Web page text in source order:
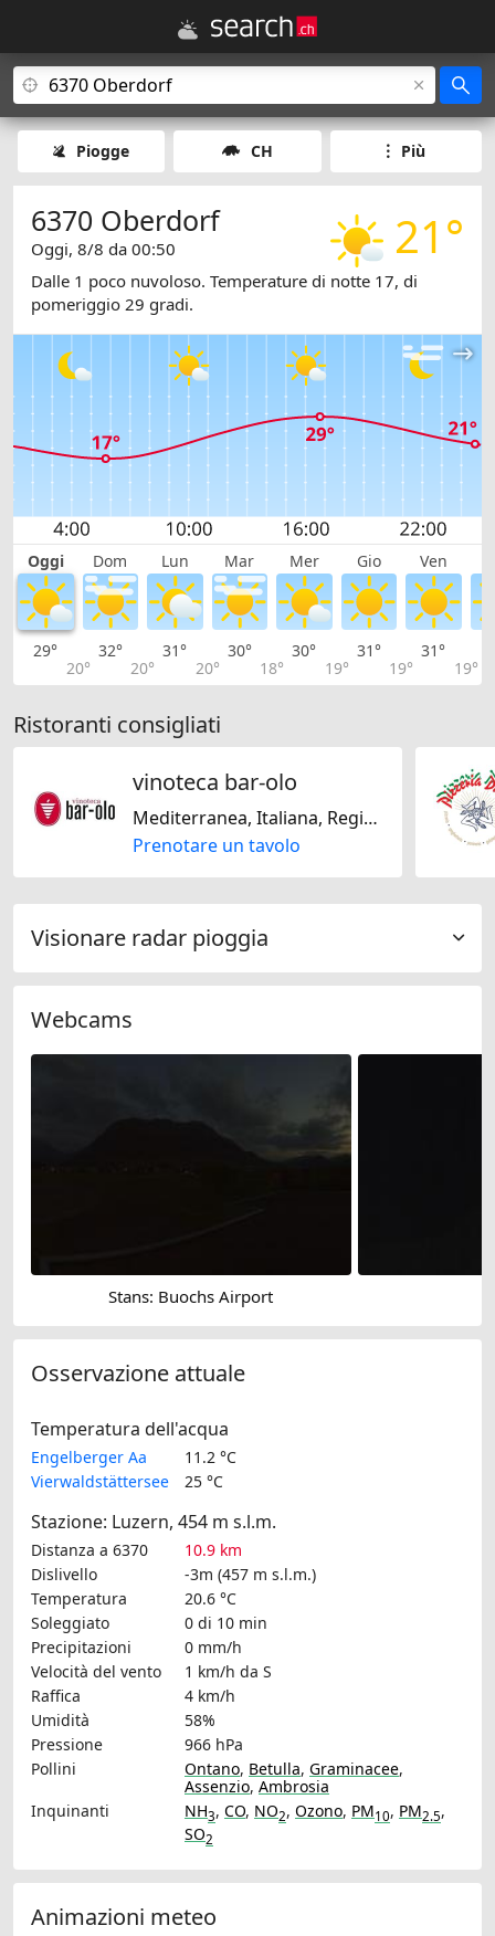
Piogge CH Più
21°
6370 Oberdorf
Oggi, 8/8 da 00:50
Dalle 1 poco nuvoloso. Temperature di notte 17, di
pomeriggio 29 gradi.
Oggi Dom Lun Mar Mer Gio Ven
29°
20°
32°
20°
31°
20°
30°
18°
30°
19°
31°
19°
31°
19°
Ristoranti consigliati
vinoteca bar-olo
Mediterranea, Italiana, Regionale, Svizzera
Prenotare un tavolo
Visionare radar pioggia
Webcams
Stans: Buochs Airport
Osservazione attuale
Temperatura dell'acqua
Engelberger Aa
11.2 °C
Vierwaldstättersee
25 °C
Stazione: Luzern, 454 m s.l.m.
Distanza a 6370
10.9 km
Dislivello
-3m (457 m s.l.m.)
Temperatura
20.6 °C
Soleggiato
0 di 10 min
Precipitazioni
0 mm/h
Velocità del vento
1 km/h da S
Raffica
4 km/h
Umidità
58%
Pressione
966 hPa
Pollini
Ontano, Betulla, Graminacee,
Assenzio, Ambrosia
Inquinanti
NH3, CO, NO2, Ozono, PM10, PM2.5,
SO2
Animazioni meteo